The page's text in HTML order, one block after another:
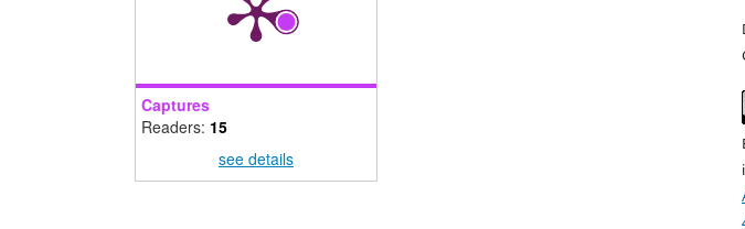
Captures
Readers: 15
see details